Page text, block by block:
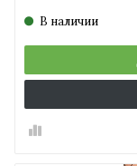
В наличии